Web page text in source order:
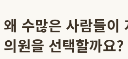
왜 수많은 사람들이
의원을 선택할까요?